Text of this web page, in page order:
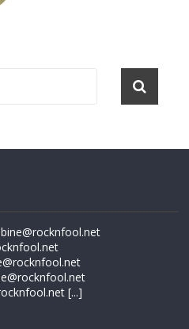
[...]